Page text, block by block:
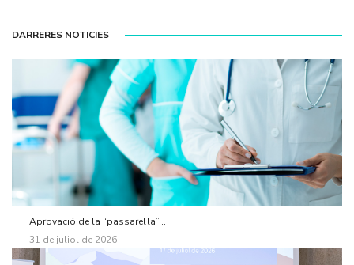
DARRERES NOTICIES
Aprovació de la “passarel·la”...
31 de juliol de 2026